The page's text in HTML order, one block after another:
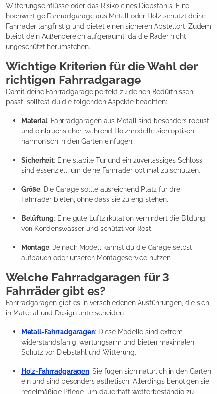
Witterungseinflüsse oder das Risiko eines Diebstahls. Eine
hochwertige Fahrradgarage aus Metall oder Holz schützt deine
Fahrräder langfristig und bietet einen sicheren Abstellort. Zudem
bleibt dein Außenbereich aufgeräumt, da die Räder nicht
ungeschützt herumstehen.
Wichtige Kriterien für die Wahl der
richtigen Fahrradgarage
Damit deine Fahrradgarage perfekt zu deinen Bedürfnissen
passt, solltest du die folgenden Aspekte beachten:
Material: Fahrradgaragen aus Metall sind besonders robust
und einbruchsicher, während Holzmodelle sich optisch
harmonisch in den Garten einfügen.
Sicherheit: Eine stabile Tür und ein zuverlässiges Schloss
sind essenziell, um deine Fahrräder optimal zu schützen.
Größe: Die Garage sollte ausreichend Platz für drei
Fahrräder bieten, ohne dass sie zu eng stehen.
Belüftung: Eine gute Luftzirkulation verhindert die Bildung
von Kondenswasser und schützt vor Rost.
Montage: Je nach Modell kannst du die Garage selbst
aufbauen oder unseren Montageservice nutzen.
Welche Fahrradgaragen für 3
Fahrräder gibt es?
Fahrradgaragen gibt es in verschiedenen Ausführungen, die sich
in Material und Design unterscheiden:
Metall-Fahrradgaragen: Diese Modelle sind extrem
widerstandsfähig, wartungsarm und bieten maximalen
Schutz vor Diebstahl und Witterung.
Holz-Fahrradgaragen: Sie fügen sich natürlich in den Garten
ein und sind besonders ästhetisch. Allerdings benötigen sie
regelmäßige Pflege, um dauerhaft wetterbeständig zu